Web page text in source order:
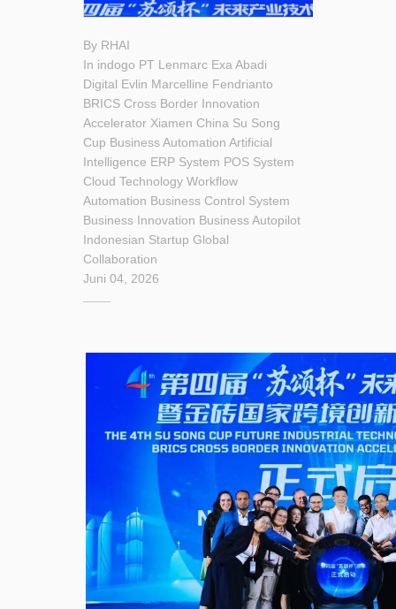
By RHAI
In indogo PT Lenmarc Exa Abadi
Digital Evlin Marcelline Fendrianto
BRICS Cross Border Innovation
Accelerator Xiamen China Su Song
Cup Business Automation Artificial
Intelligence ERP System POS System
Cloud Technology Workflow
Automation Business Control System
Business Innovation Business Autopilot
Indonesian Startup Global
Collaboration
Juni 04, 2026